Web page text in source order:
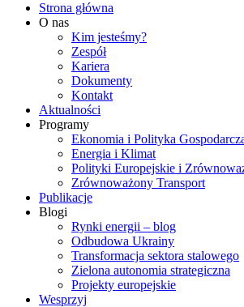
Strona główna
O nas
Kim jesteśmy?
Zespół
Kariera
Dokumenty
Kontakt
Aktualności
Programy
Ekonomia i Polityka
Energia i Klimat
Polityki Europejskie i
Zrównoważony Transport
Publikacje
Blogi
Rynki energii – blog
Odbudowa Ukrainy
Transformacja sektora stalowego
Zielona autonomia strategiczna
Projekty europejskie
Wesprzyj